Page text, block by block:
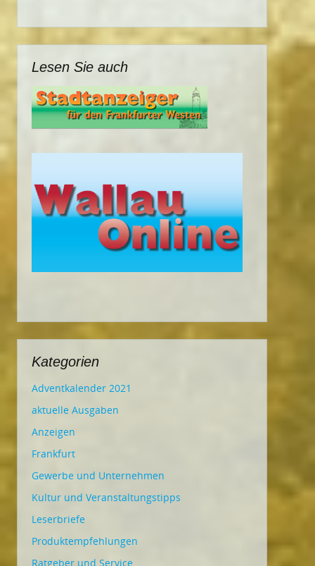
Lesen Sie auch
Kategorien
Adventkalender 2021
aktuelle Ausgaben
Anzeigen
Frankfurt
Gewerbe und Unternehmen
Kultur und Veranstaltungstipps
Leserbriefe
Produktempfehlungen
Ratgeber und Service